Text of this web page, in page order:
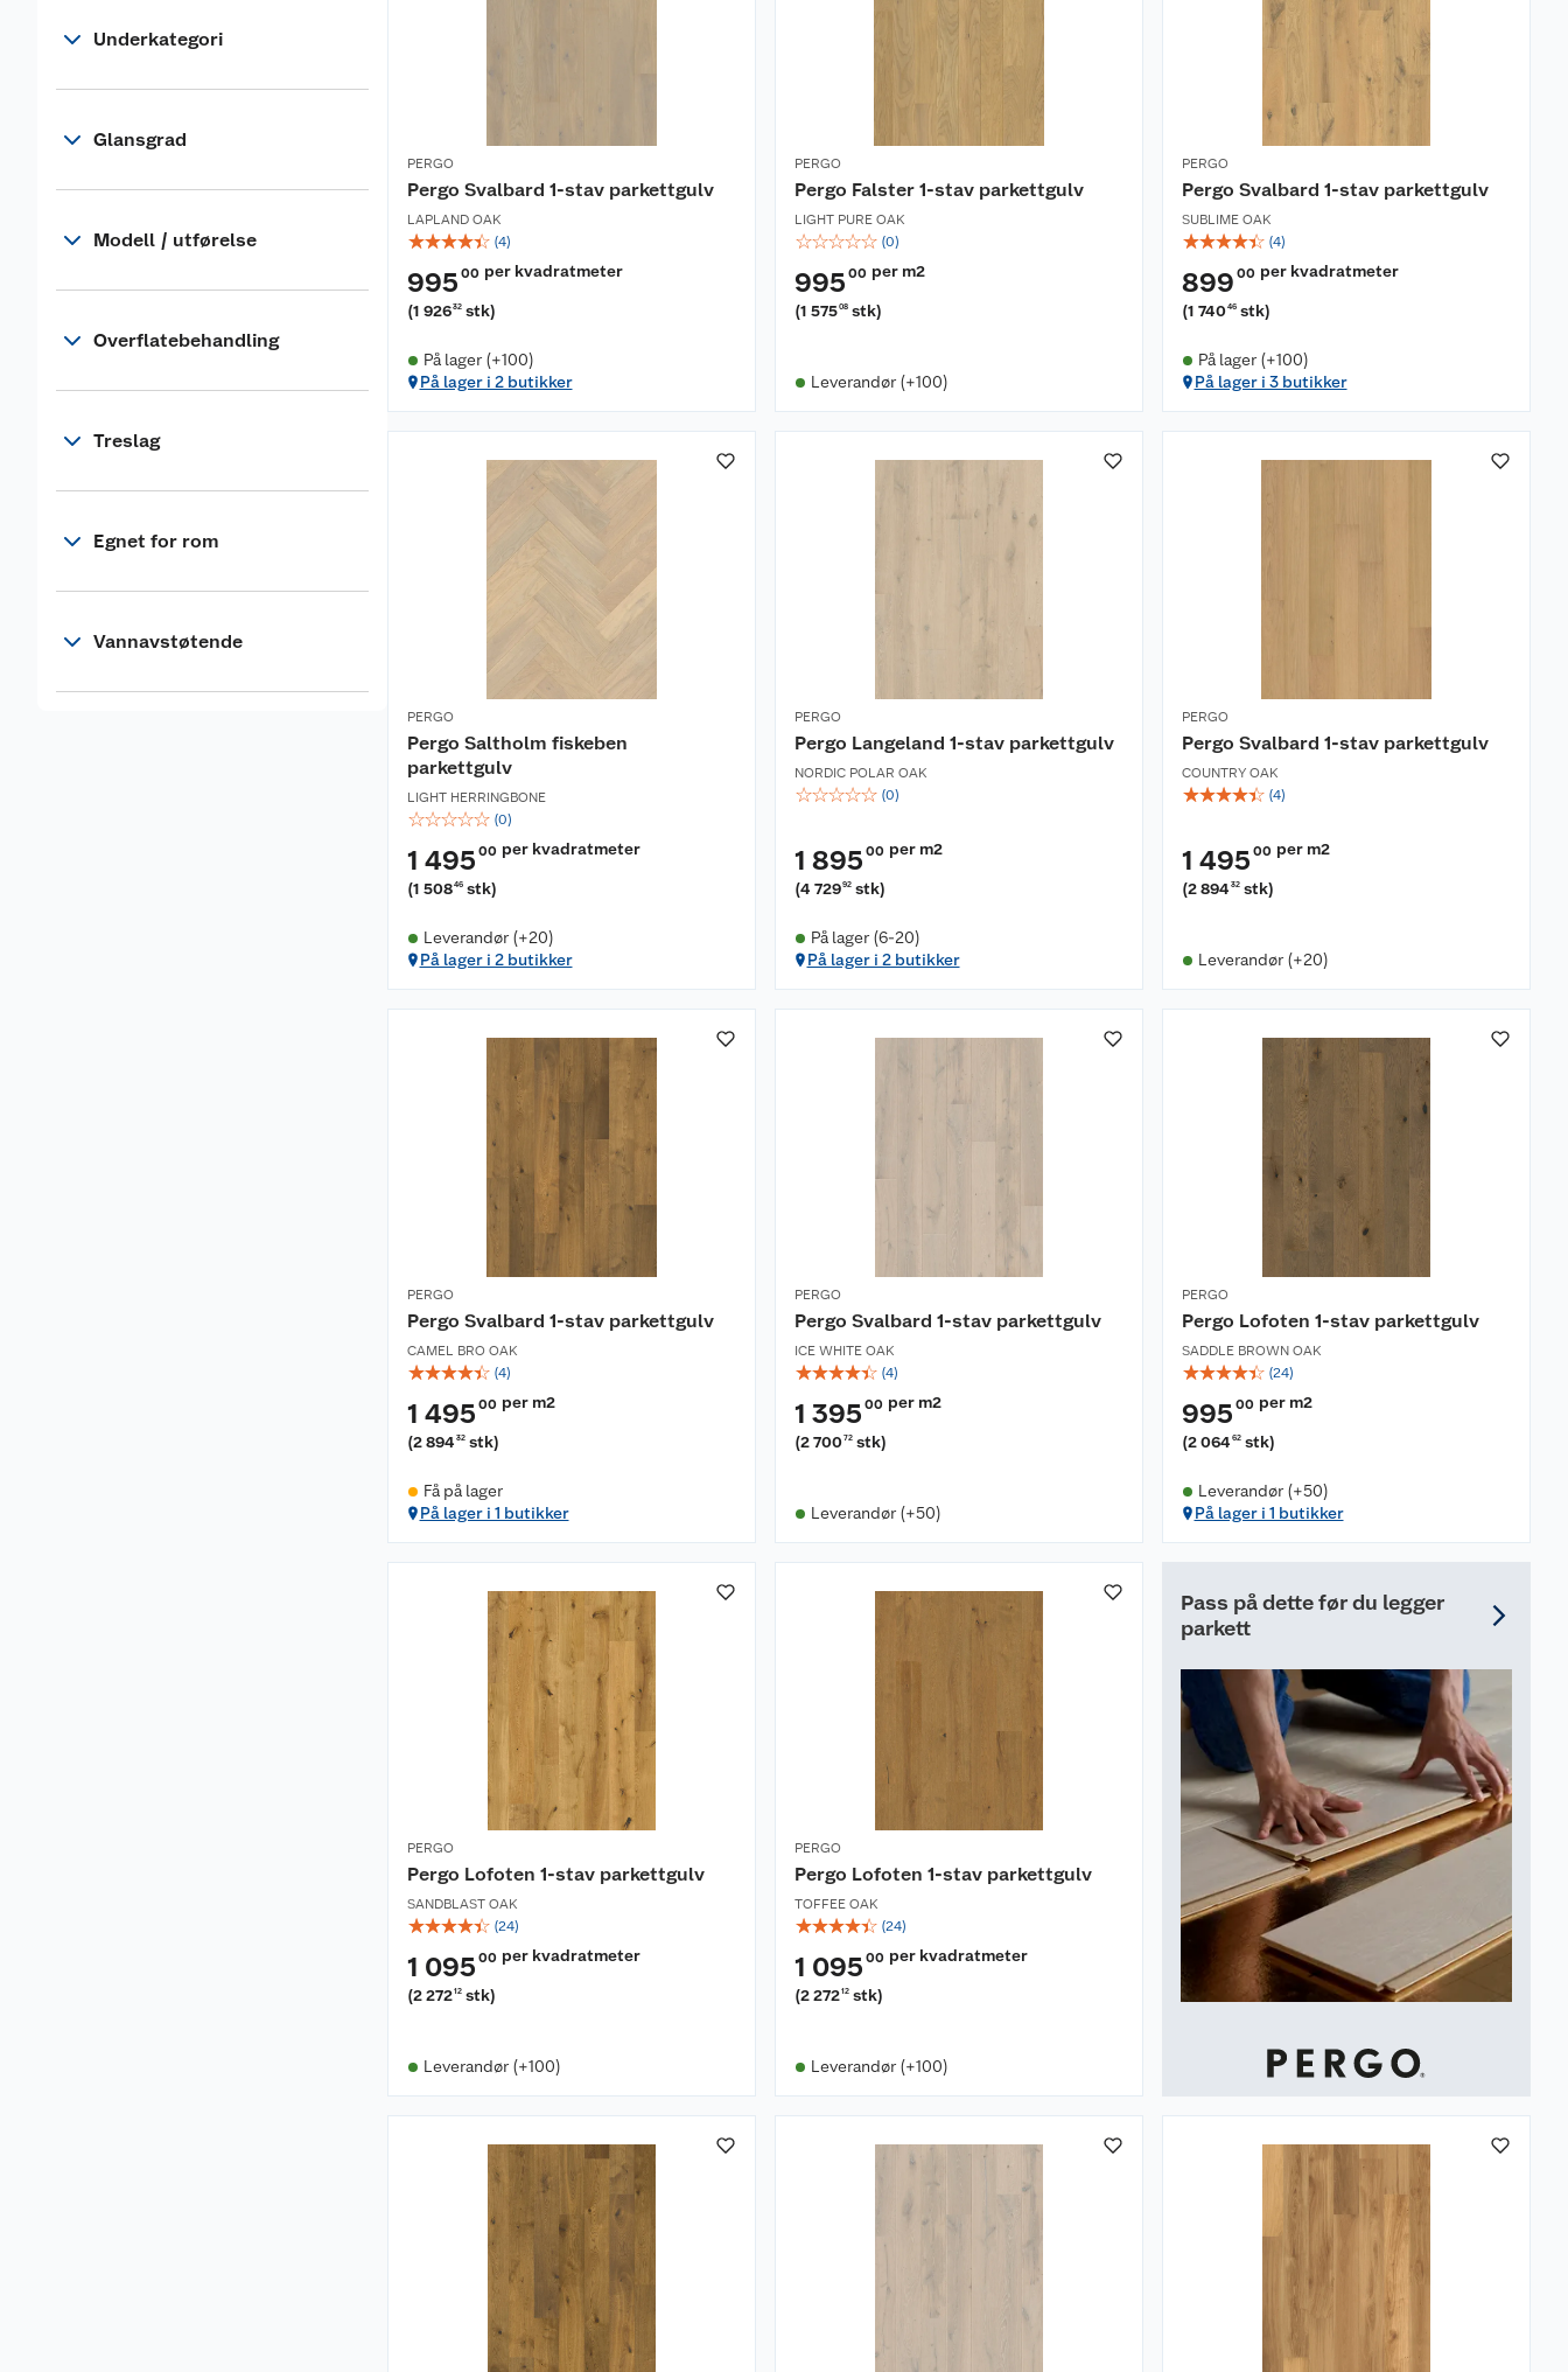
Underkategori
Glansgrad
Modell / utførelse
Overflatebehandling
Treslag
Egnet for rom
Vannavstøtende
PERGO
Pergo Svalbard 1-stav parkettgulv
LAPLAND OAK
☆☆☆☆☆ (4)
995 00 per kvadratmeter
(1 92632 stk)
På lager (+100)
På lager i 2 butikker
PERGO
Pergo Falster 1-stav parkettgulv
LIGHT PURE OAK
☆☆☆☆☆ (0)
995 00 per m2
(1 57508 stk)
Leverandør (+100)
PERGO
Pergo Svalbard 1-stav parkettgulv
SUBLIME OAK
☆☆☆☆☆ (4)
899 00 per kvadratmeter
(1 74046 stk)
På lager (+100)
På lager i 3 butikker
PERGO
Pergo Saltholm fiskeben
parkettgulv
LIGHT HERRINGBONE
☆☆☆☆☆ (0)
1 495 00 per kvadratmeter
(1 50846 stk)
Leverandør (+20)
På lager i 2 butikker
PERGO
Pergo Langeland 1-stav parkettgulv
NORDIC POLAR OAK
☆☆☆☆☆ (0)
1 895 00 per m2
(4 72992 stk)
På lager (6-20)
På lager i 2 butikker
PERGO
Pergo Svalbard 1-stav parkettgulv
COUNTRY OAK
☆☆☆☆☆ (4)
1 495 00 per m2
(2 894 32 stk)
Leverandør (+20)
PERGO
Pergo Svalbard 1-stav parkettgulv
CAMEL BRO OAK
☆☆☆☆☆ (4)
1 495 00 per m2
(2 894 32 stk)
Få på lager
På lager i 1 butikker
PERGO
Pergo Svalbard 1-stav parkettgulv
ICE WHITE OAK
☆☆☆☆☆ (4)
1 395 00 per m2
(2 70072 stk)
Leverandør (+50)
PERGO
Pergo Lofoten 1-stav parkettgulv
SADDLE BROWN OAK
☆☆☆☆☆ (24)
995 00 per m2
(2 064 62 stk)
Leverandør (+50)
På lager i 1 butikker
PERGO
Pergo Lofoten 1-stav parkettgulv
SANDBLAST OAK
☆☆☆☆☆ (24)
1 095 00 per kvadratmeter
(2 27212 stk)
Leverandør (+100)
PERGO
Pergo Lofoten 1-stav parkettgulv
TOFFEE OAK
☆☆☆☆☆ (24)
1 095 00 per kvadratmeter
(2 27212 stk)
Leverandør (+100)
Pass på dette før du legger
parkett